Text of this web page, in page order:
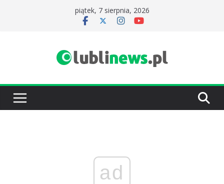
piątek, 7 sierpnia, 2026
ad